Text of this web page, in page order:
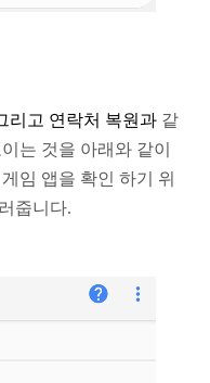
리고 연락처 복원과 같
는 것을 아래와 같이
임 앱을 확인 하기 위
줍니다.